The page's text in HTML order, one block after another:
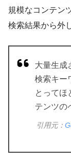
規模なコンテン
検索結果から外
大量生成
検索キー
とってほ
テンツの
引用元：